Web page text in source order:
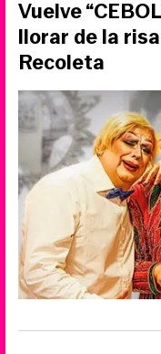
Vuelve
llorar de la
Recoleta